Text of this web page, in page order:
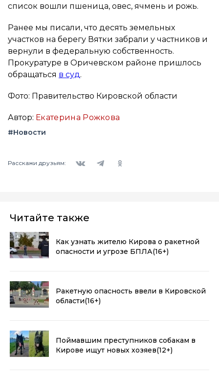
список вошли пшеница, овес, ячмень и рожь.
Ранее мы писали, что десять земельных
участков на берегу Вятки забрали у частников и
вернули в федеральную собственность.
Прокуратуре в Оричевском районе пришлось
обращаться в суд .
Фото: Правительство Кировской области
Автор: Екатерина Рожкова
#Новости
Расскажи друзьям:
Читайте также
Как узнать жителю Кирова о ракетной
опасности и угрозе БПЛА(16+)
Ракетную опасность ввели в Кировской
области(16+)
Поймавшим преступников собакам в
Кирове ищут новых хозяев(12+)